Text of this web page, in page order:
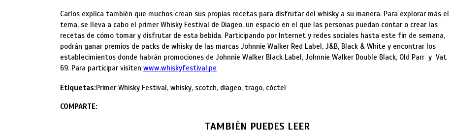
Carlos explica también que muchos crean sus propias recetas para disfrutar del whisky a su manera. Para explorar más el
tema, se lleva a cabo el primer Whisky Festival de Diageo, un espacio en el que las personas puedan contar o crear las
recetas de cómo tomar y disfrutar de esta bebida. Participando por Internet y redes sociales hasta este fin de semana,
podrán ganar premios de packs de whisky de las marcas Johnnie Walker Red Label, J&B, Black & White y encontrar los
establecimientos donde habrán promociones de Johnnie Walker Black Label, Johnnie Walker Double Black, Old Parr y Vat
69. Para participar visiten www.whiskyfestival.pe
Etiquetas:Primer Whisky Festival, whisky, scotch, diageo, trago, cóctel
COMPARTE:
TAMBIÉN PUEDES LEER